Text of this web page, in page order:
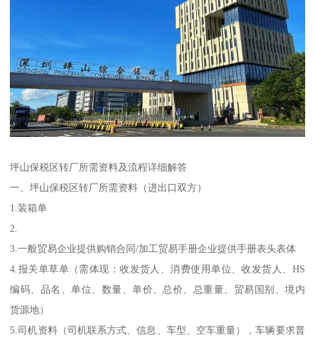
坪山保税区转厂所需资料及流程详细解答
一、坪山保税区转厂所需资料（进出口双方）
1.装箱单
2.
3.一般贸易企业提供购销合同/加工贸易手册企业提供手册表头表体
4.报关单草单（需体现：收发货人、消费使用单位、收发货人、HS
编码、品名、单位、数量、单价、总价、总重量、贸易国别、境内
货源地）
5.司机资料（司机联系方式、信息、车型、空车重量），车辆要求普